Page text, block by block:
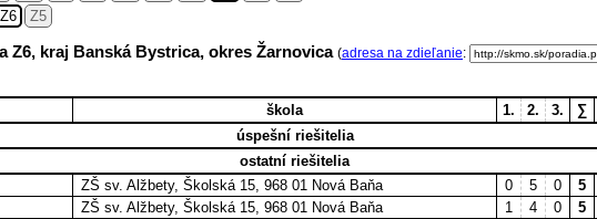
Z6 Z5
Z6, kraj Banská Bystrica, okres Žarnovica (adresa na zdieľanie:
škola 1. 2. 3. ∑
úspešní riešitelia
ostatní riešitelia
ZŠ sv. Alžbety, Školská 15, 968 01 Nová Baňa 0 5 0 5
ZŠ sv. Alžbety, Školská 15, 968 01 Nová Baňa 1 4 0 5